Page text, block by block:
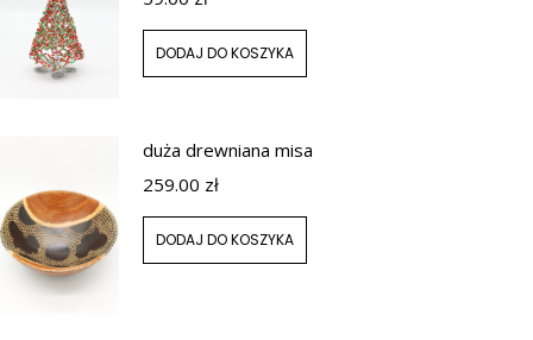
DODAJ DO KOSZYKA
duża drewniana misa
259.00 zł
DODAJ DO KOSZYKA